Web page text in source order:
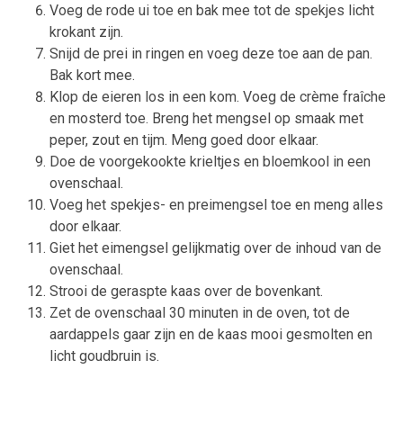
Voeg de rode ui toe en bak mee tot de spekjes licht
krokant zijn.
Snijd de prei in ringen en voeg deze toe aan de pan.
Bak kort mee.
Klop de eieren los in een kom. Voeg de crème fraîche
en mosterd toe. Breng het mengsel op smaak met
peper, zout en tijm. Meng goed door elkaar.
Doe de voorgekookte krieltjes en bloemkool in een
ovenschaal.
Voeg het spekjes- en preimengsel toe en meng alles
door elkaar.
Giet het eimengsel gelijkmatig over de inhoud van de
ovenschaal.
Strooi de geraspte kaas over de bovenkant.
Zet de ovenschaal 30 minuten in de oven, tot de
aardappels gaar zijn en de kaas mooi gesmolten en
licht goudbruin is.